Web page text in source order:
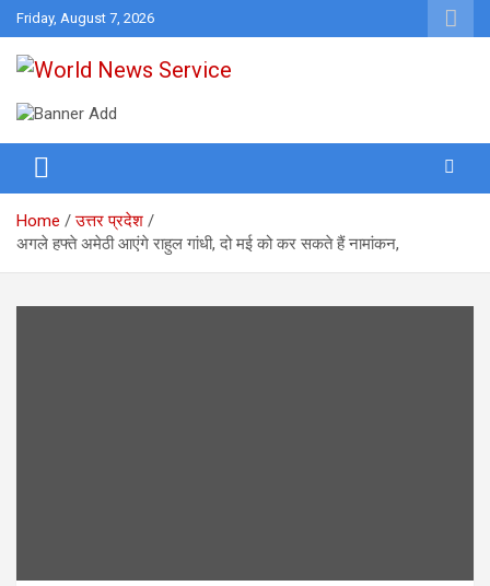
Skip
to
content
Friday, August 7, 2026
World News Service
Home
उत्तर प्रदेश
अगले हफ्ते अमेठी आएंगे राहुल गांधी, दो मई को कर सकते हैं नामांकन,